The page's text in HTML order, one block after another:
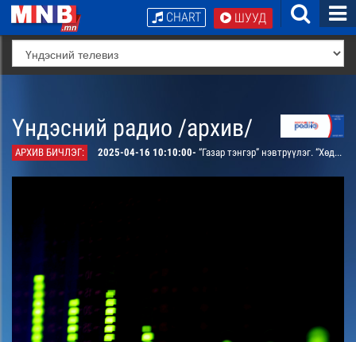
ШУУД
CHART
Үндэсний радио /архив/
АРХИВ БИЧЛЭГ: 2025-04-16 10:10:00- “Газар тэнгэр” нэвтрүүлэг. “Хөдөө аж ахуйн зориулалттай шинэ трактор, комбайн, машин механизм, үр бордооны гааль, НӨАТ-ын татварын хөнгөлөлт үргэлжлэх үү?” сэдвээр салбар яам, техник хэрэгсэл худалдан борлуулагч компанийн төлөөлөл болон тариаланчидтай ярилцана. Нэвтрүүлэгт ХХААХҮЯ-ны Бодлого төлөвлөлтийн газрын дарга Болорчулуун, “Техник хаус” компанийн захирал Ренчинсэнгээ, “Мөнх ногоон тал” компанийн захирал Давааням, Сэлэнгэ аймгийн Зүүнбүрэн сумын тариаланч Чадраабал нар оролцоно.